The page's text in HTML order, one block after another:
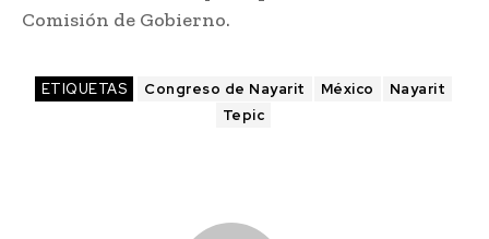
Comisión de Gobierno.
ETIQUETAS Congreso de Nayarit México
Nayarit
Tepic